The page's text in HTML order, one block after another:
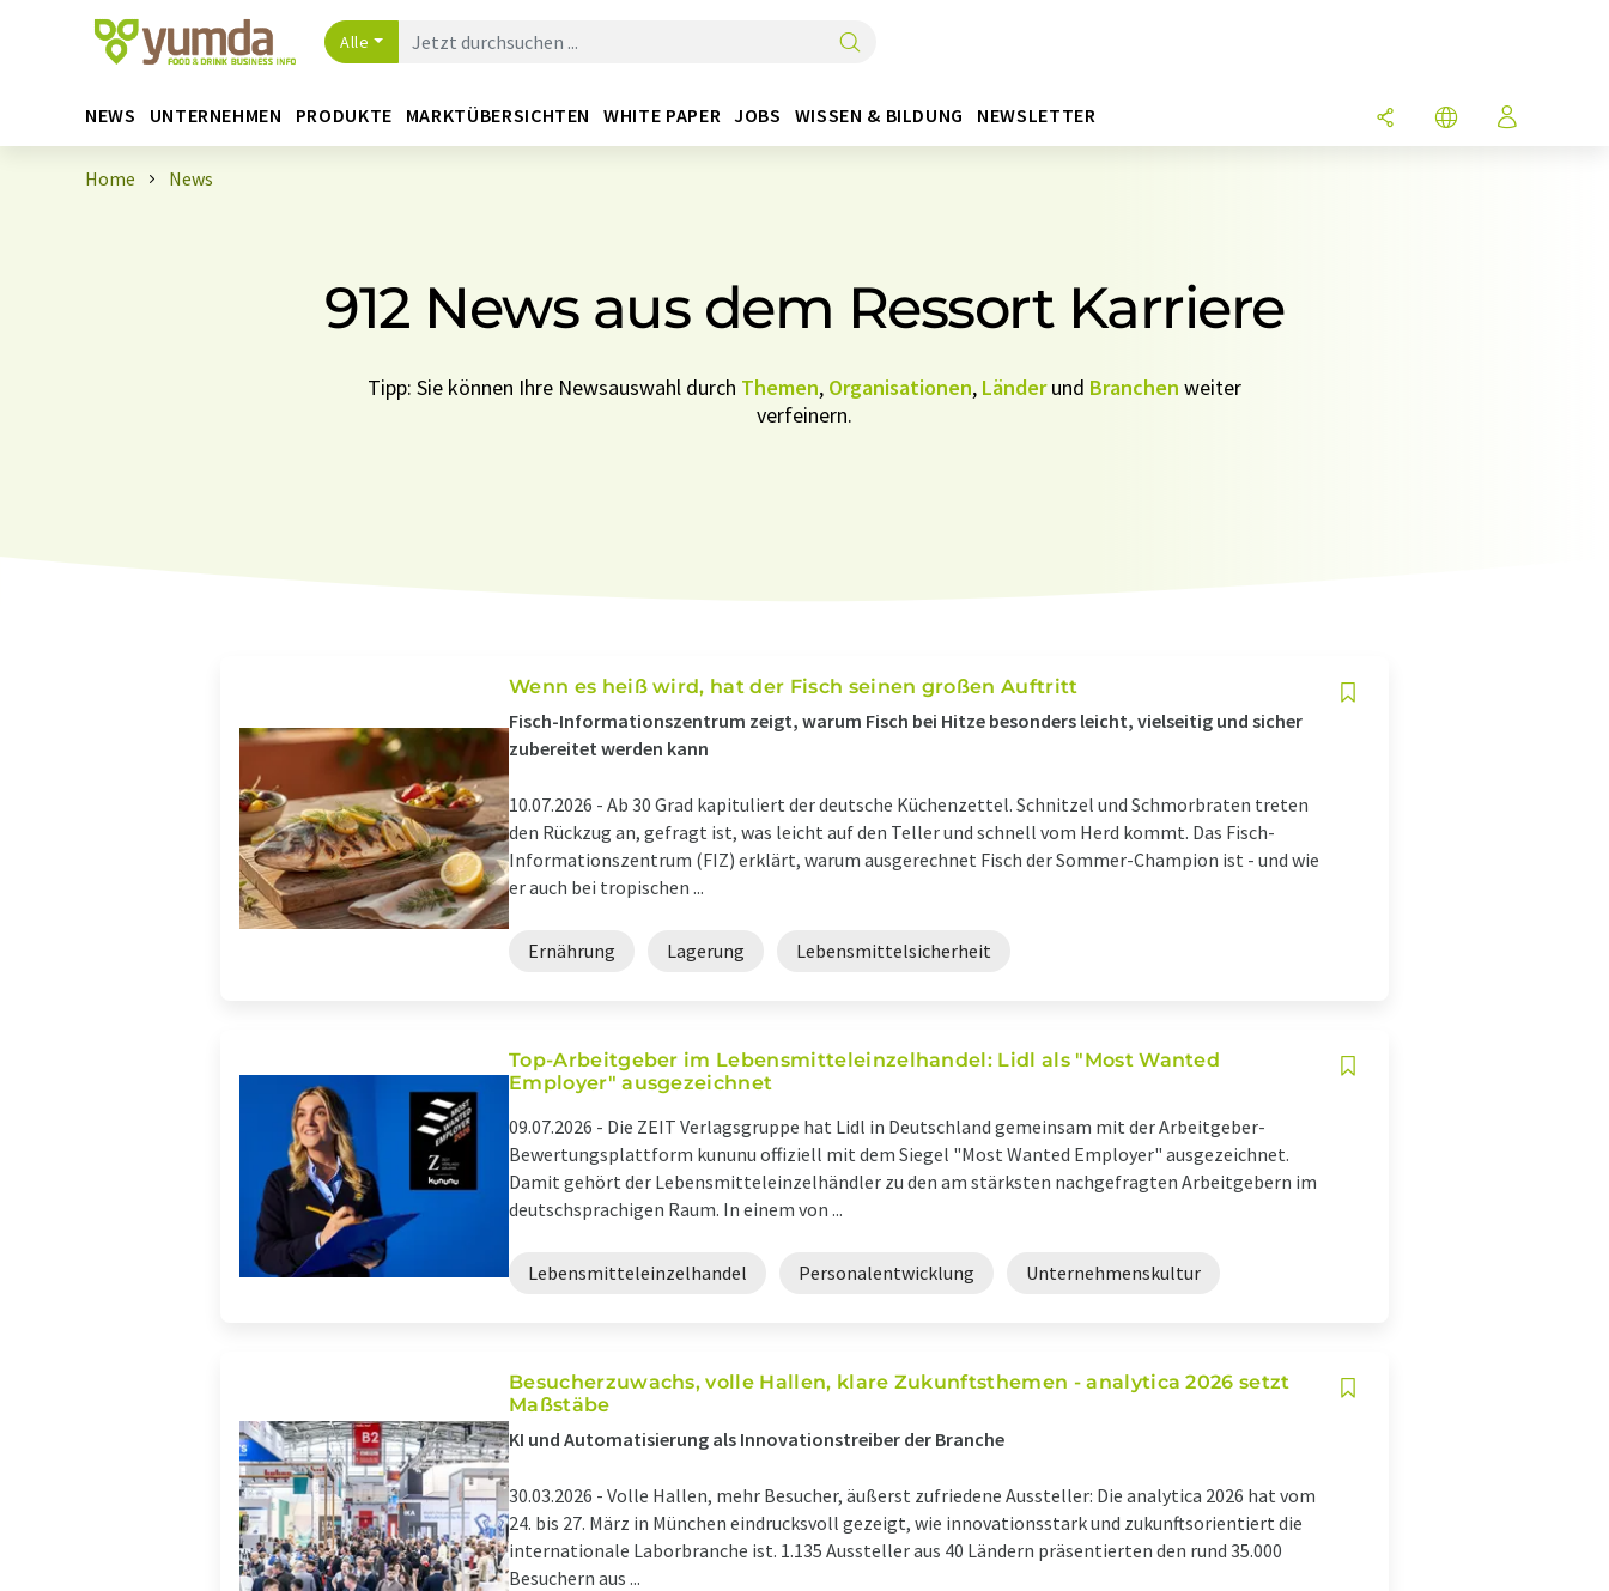
Alle
NEWS UNTERNEHMEN PRODUKTE MARKTÜBERSICHTEN WHITE PAPER JOBS WISSEN & BILDUNG NEWSLETTER
Home News
912 News aus dem Ressort Karriere
Tipp: Sie können Ihre Newsauswahl durch Themen, Organisationen, Länderund Branchen weiter
verfeinern.
Wenn es heiß wird, hat der Fisch seinen großen Auftritt
Fisch-Informationszentrum zeigt, warum Fisch bei Hitze besonders leicht, vielseitig und sicher
zubereitet werden kann
10.07.2026 - Ab 30 Grad kapituliert der deutsche Küchenzettel. Schnitzel und Schmorbraten treten
den Rückzug an, gefragt ist, was leicht auf den Teller und schnell vom Herd kommt. Das Fisch-
Informationszentrum (FIZ) erklärt, warum ausgerechnet Fisch der Sommer-Champion ist - und wie
er auch bei tropischen ...
Ernährung Lagerung Lebensmittelsicherheit
Top-Arbeitgeber im Lebensmitteleinzelhandel: Lidl als "Most Wanted
Employer" ausgezeichnet
09.07.2026 - Die ZEIT Verlagsgruppe hat Lidl in Deutschland gemeinsam mit der Arbeitgeber-
Bewertungsplattform kununu offiziell mit dem Siegel "Most Wanted Employer" ausgezeichnet.
Damit gehört der Lebensmitteleinzelhändler zu den am stärksten nachgefragten Arbeitgebern im
deutschsprachigen Raum. In einem von ...
Lebensmitteleinzelhandel Personalentwicklung Unternehmenskultur
Besucherzuwachs, volle Hallen, klare Zukunftsthemen - analytica 2026 setzt
Maßstäbe
KI und Automatisierung als Innovationstreiber der Branche
30.03.2026 - Volle Hallen, mehr Besucher, äußerst zufriedene Aussteller: Die analytica 2026 hat vom
24. bis 27. März in München eindrucksvoll gezeigt, wie innovationsstark und zukunftsorientiert die
internationale Laborbranche ist. 1.135 Aussteller aus 40 Ländern präsentierten den rund 35.000
Besuchern aus ...